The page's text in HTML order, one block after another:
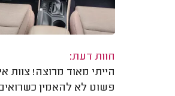
חוות דעת:
הייתי מאוד מרוצה! צוות
פשוט לא להאמין